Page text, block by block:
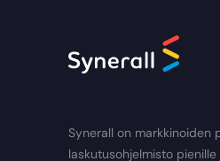
Synerall on markkinoiden
laskutusohjelmisto